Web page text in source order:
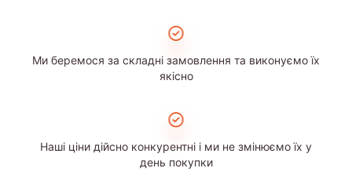
Ми беремося за складні замовлення та виконуємо їх
якісно
Наші ціни дійсно конкурентні і ми не змінюємо їх у
день покупки